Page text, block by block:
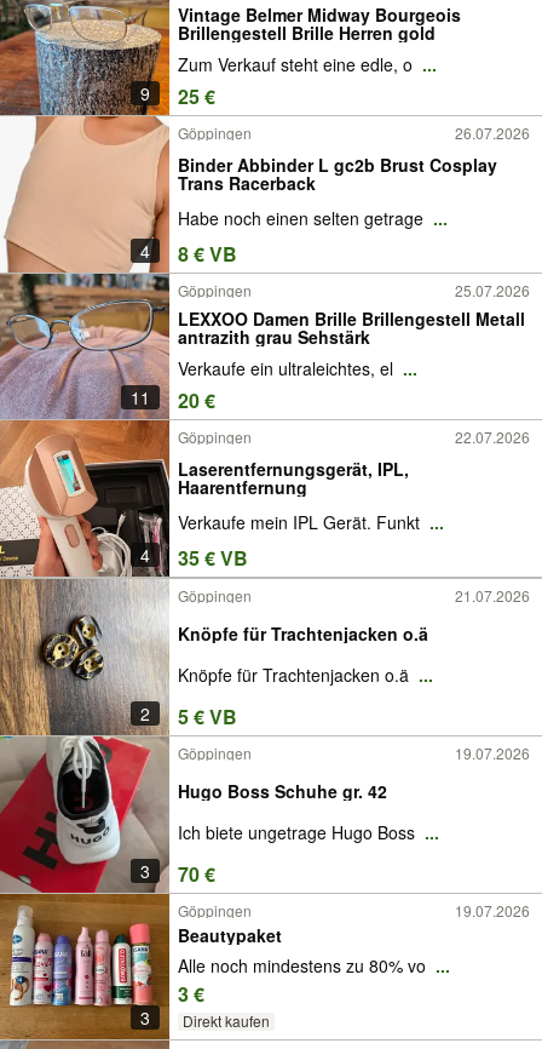
9
Vintage Belmer Midway Bourgeois
Brillengestell Brille Herren gold
Zum Verkauf steht eine edle, o ...
25 €
4
Göppingen 26.07.2026
Binder Abbinder L gc2b Brust Cosplay
Trans Racerback
Habe noch einen selten getrage ...
8 € VB
11
Göppingen 25.07.2026
LEXXOO Damen Brille Brillengestell Metall
antrazith grau Sehstärk
Verkaufe ein ultraleichtes, el ...
20 €
4
Göppingen 22.07.2026
Laserentfernungsgerät, IPL,
Haarentfernung
Verkaufe mein IPL Gerät. Funkt ...
35 € VB
2
Göppingen 21.07.2026
Knöpfe für Trachtenjacken o.ä
Knöpfe für Trachtenjacken o.ä ...
5 € VB
3
Göppingen 19.07.2026
Hugo Boss Schuhe gr. 42
Ich biete ungetrage Hugo Boss ...
70 €
3
Göppingen 19.07.2026
Beautypaket
Alle noch mindestens zu 80% vo ...
3 €
Direkt kaufen